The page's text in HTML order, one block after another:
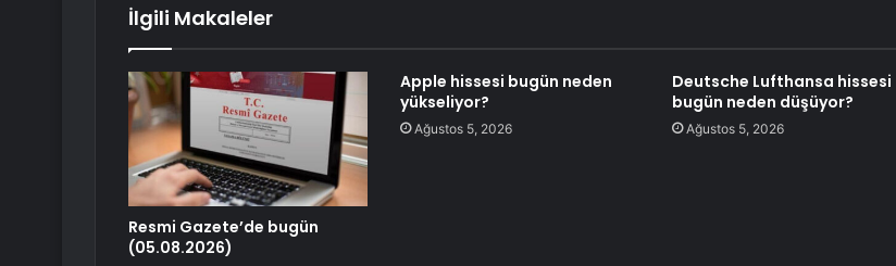
İlgili Makaleler
Resmi Gazete’de bugün
(05.08.2026)
Apple hissesi bugün neden
yükseliyor?
Ağustos 5, 2026
Deutsche Lufthansa hissesi
bugün neden düşüyor?
Ağustos 5, 2026